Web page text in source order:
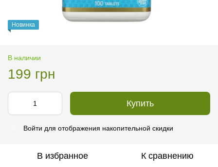
Новинка
В наличии
199 грн
Купить
Войти для отображения накопительной скидки
В избранное К сравнению